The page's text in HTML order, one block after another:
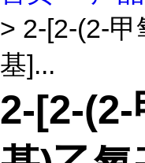
> 2-[2-(2-
基]...
2-[2-(2-